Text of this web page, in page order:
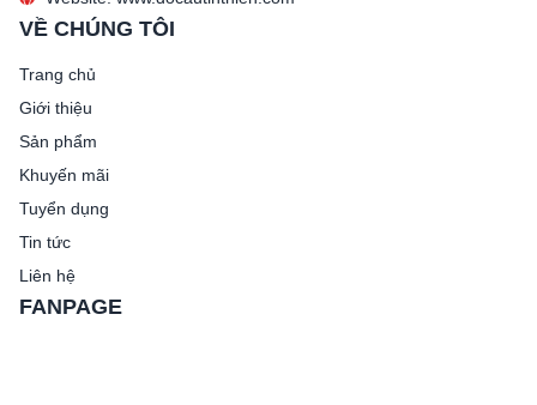
VỀ CHÚNG TÔI
Trang chủ
Giới thiệu
Sản phẩm
Khuyến mãi
Tuyển dụng
Tin tức
Liên hệ
FANPAGE